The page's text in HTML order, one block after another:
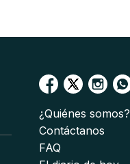
¿Quiénes somos?
Contáctanos
FAQ